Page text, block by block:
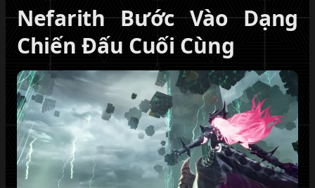
Nefarith Bước Vào Dạng
Chiến Đấu Cuối Cùng